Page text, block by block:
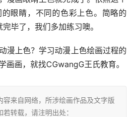
眼睛，不同的色彩上色。简略的
毕了，我们多加练习噢。
漫上色？学习动漫上色绘画过程的
画画，就找CGwangG王氏教育。
容来自网络，所涉绘画作品及文字版
转载，请注明出处：